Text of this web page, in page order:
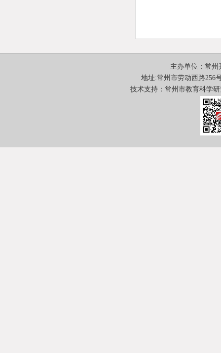
主办单位：常
地址:常州市劳动西路256
技术支持：常州市教育科学